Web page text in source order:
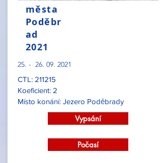
města
Poděbr
ad
2021
25. - 26. 09. 2021
CTL: 211215
Koeficient: 2
Místo konání: Jezero Poděbrady
Vypsání
Počasí